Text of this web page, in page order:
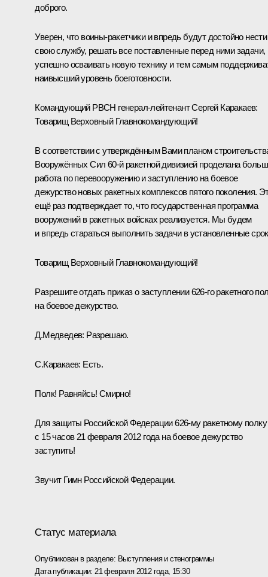
доброго.
Уверен, что воины-ракетчики и впредь будут достойно нести
свою службу, решать все поставленные перед ними задачи,
успешно осваивать новую технику и тем самым
наивысший уровень боеготовности.
Командующий РВСН генерал-лейтенант Сергей Каракаев:
Товарищ Верховный Главнокомандующий!
В соответствии с утверждённым Вами планом
Вооружённых Сил 60-й ракетной дивизией проделана
работа по перевооружению и заступлению на боевое
дежурство новых ракетных комплексов пятого поколения.
ещё раз подтверждает то, что государственная программа
вооружений в ракетных войсках реализуется. Мы будем
и впредь стараться выполнить задачи в установленные
Товарищ Верховный Главнокомандующий!
Разрешите отдать приказ о заступлении 626-го ракетного
на боевое дежурство.
Д.Медведев: Разрешаю.
С.Каракаев: Есть.
Полк! Равняйсь! Смирно!
Для защиты Российской Федерации 626-му ракетному полку
с 15 часов 21 февраля 2012 года на боевое дежурство
заступить!
Звучит Гимн Российской Федерации.
Статус материала
Опубликован в разделе: Выступления и стенограммы
Дата публикации: 21 февраля 2012 года, 15:30